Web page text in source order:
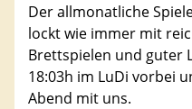
Der allmonatliche
lockt wie immer mit
Brettspielen und guter
18:03h im LuDi vorbei
Abend mit uns.